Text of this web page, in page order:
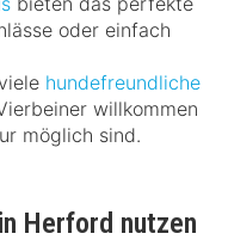
oder einfach
hundefreundliche
willkommen
möglich sind.
Herford nutzen